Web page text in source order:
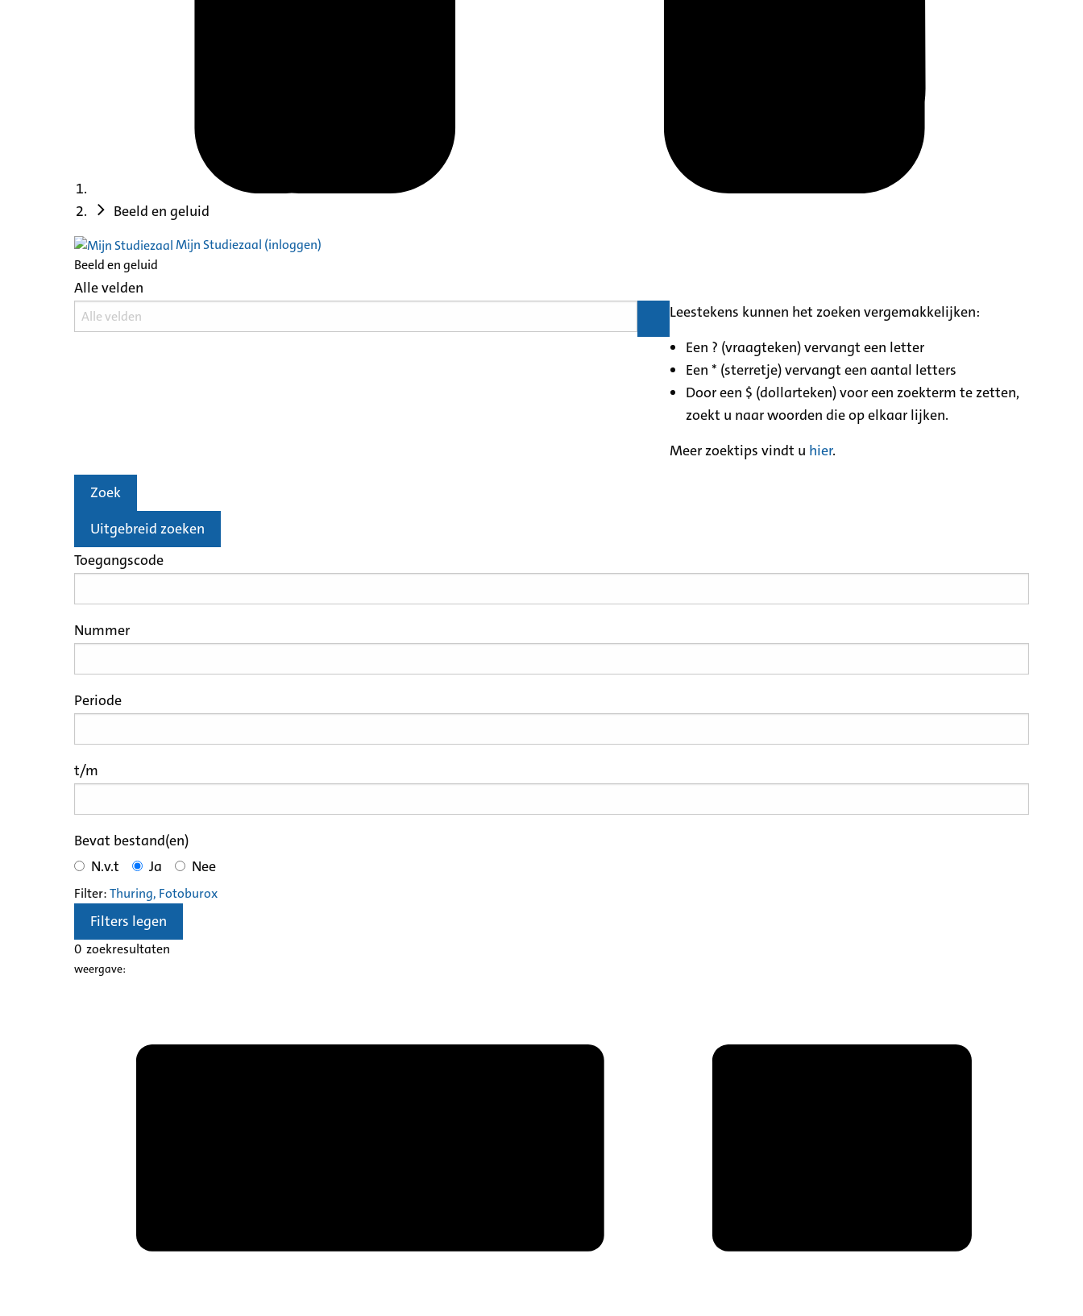
Beeld en geluid
Mijn Studiezaal (inloggen)
Beeld en geluid
Alle velden
Leestekens kunnen het zoeken vergemakkelijken:
Een ? (vraagteken) vervangt een letter
Een * (sterretje) vervangt een aantal letters
Door een $ (dollarteken) voor een zoekterm te zetten,
zoekt u naar woorden die op elkaar lijken.
Meer zoektips vindt u hier.
Zoek
Uitgebreid zoeken
Toegangscode
Nummer
Periode
t/m
Bevat bestand(en)
N.v.t
Ja Nee
Filter:Thuring, Fotoburox
Filters legen
0 zoekresultaten
weergave: